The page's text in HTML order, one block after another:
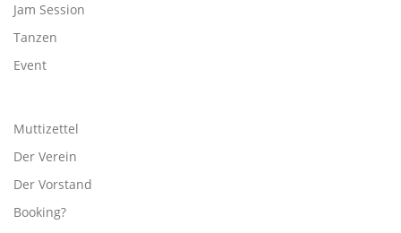
Jam Session
Tanzen
Event
Muttizettel
Der Verein
Der Vorstand
Booking?